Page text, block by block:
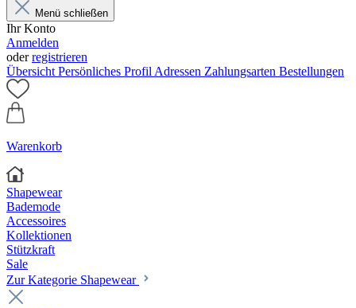
Menü schließen
Ihr Konto
Anmelden
oderregistrieren
Übersicht Persönliches Profil Adressen Zahlungsarten Bestellungen
Warenkorb
Shapewear
Bademode
Accessoires
Kollektionen
Stützkraft
Sale
Zur Kategorie Shapewear